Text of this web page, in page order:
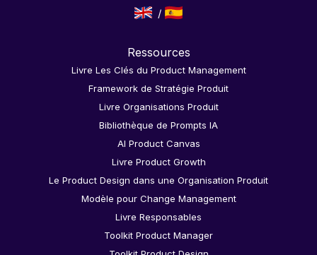
Ressources
Livre Les Clés du Product Management
Framework de Stratégie Produit
Livre Organisations Produit
Bibliothèque de Prompts IA
AI Product Canvas
Livre Product Growth
Le Product Design dans une Organisation Produit
Modèle pour Change Management
Livre Responsables
Toolkit Product Manager